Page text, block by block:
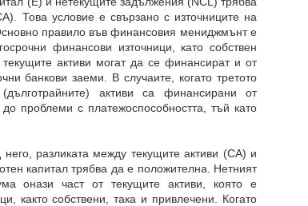
Това условие е свързано с източниците на
правило във финансовия мениджмънт е
финансови източници, като собствен
активи могат да се финансират и от
банкови заеми. В случаите, когато третото
активи са финансирани от
проблеми с платежоспособността, тъй като
разликата между текущите активи (CA) и
капитал трябва да е положителна. Нетният
онази част от текущите активи, която е
както собствени, така и привлечени. Когато